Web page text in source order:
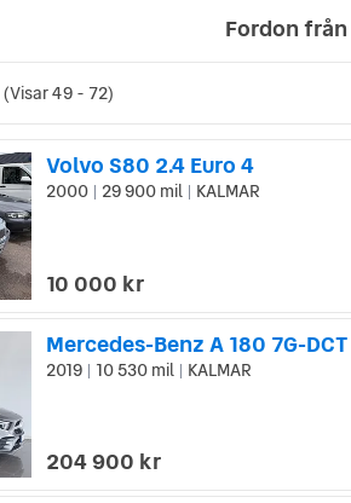
Fordon
(Visar 49 - 72)
Volvo S80 2.4 Euro 4
2000 29 900 mil KALMAR
10 000 kr
Mercedes-Benz A 180 7G-
2019 10 530 mil KALMAR
204 900 kr